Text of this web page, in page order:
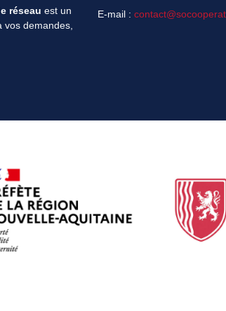
réseau est un
demandes,
E-mail :